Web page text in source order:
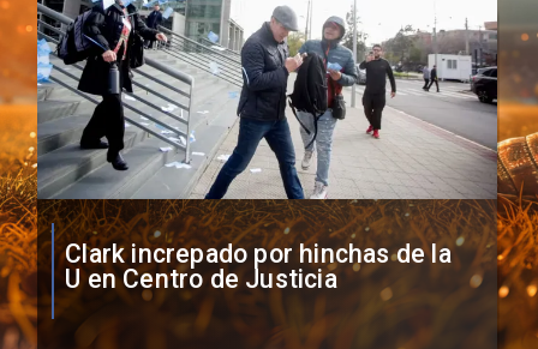
Vozinha firma contrato con Colo
Colo como nuevo arquero